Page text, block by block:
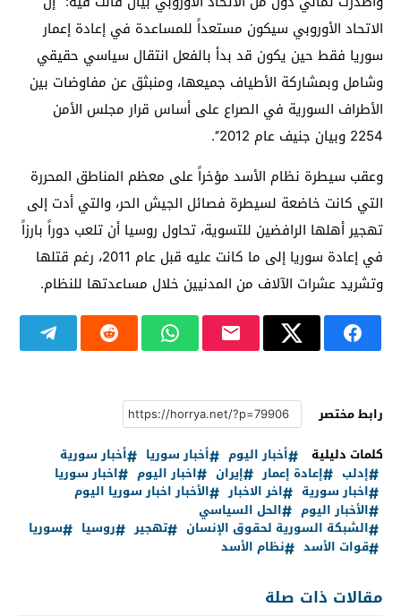
الاتحاد الأوروبي سيكون مستعداً للمساعدة في إعادة إعمار
سوريا فقط حين يكون قد بدأ بالفعل انتقال سياسي حقيقي
وشامل وبمشاركة الأطياف جميعها، ومنبثق عن مفاوضات بين
الأطراف السورية في الصراع على أساس قرار مجلس الأمن
2254 وبيان جنيف عام 2012‘‘.
وعقب سيطرة نظام الأسد مؤخراً على معظم المناطق المحررة
التي كانت خاضعة لسيطرة فصائل الجيش الحر، والتي أدت إلى
تهجير أهلها الرافضين للتسوية، تحاول روسيا أن تلعب دوراً بارزاً
في إعادة سوريا إلى ما كانت عليه قبل عام 2011، رغم قتلها
وتشريد عشرات الآلاف من المدنيين خلال مساعدتها للنظام.
رابط مختصر
كلمات دليلية
أخبار اليوم أخبار سوريا
أخبار سورية
إدلب
إعادة إعمار إيران اخبار اليوم
اخبار سوريا
اخبار سورية
اخر الاخبار
الأخبار اخبار سوريا اليوم
الأخبار اليوم
الحل السياسي
الشبكة السورية لحقوق الإنسان
تهجير روسيا
سوريا
قوات الأسد
نظام الأسد
مقالات ذات صلة